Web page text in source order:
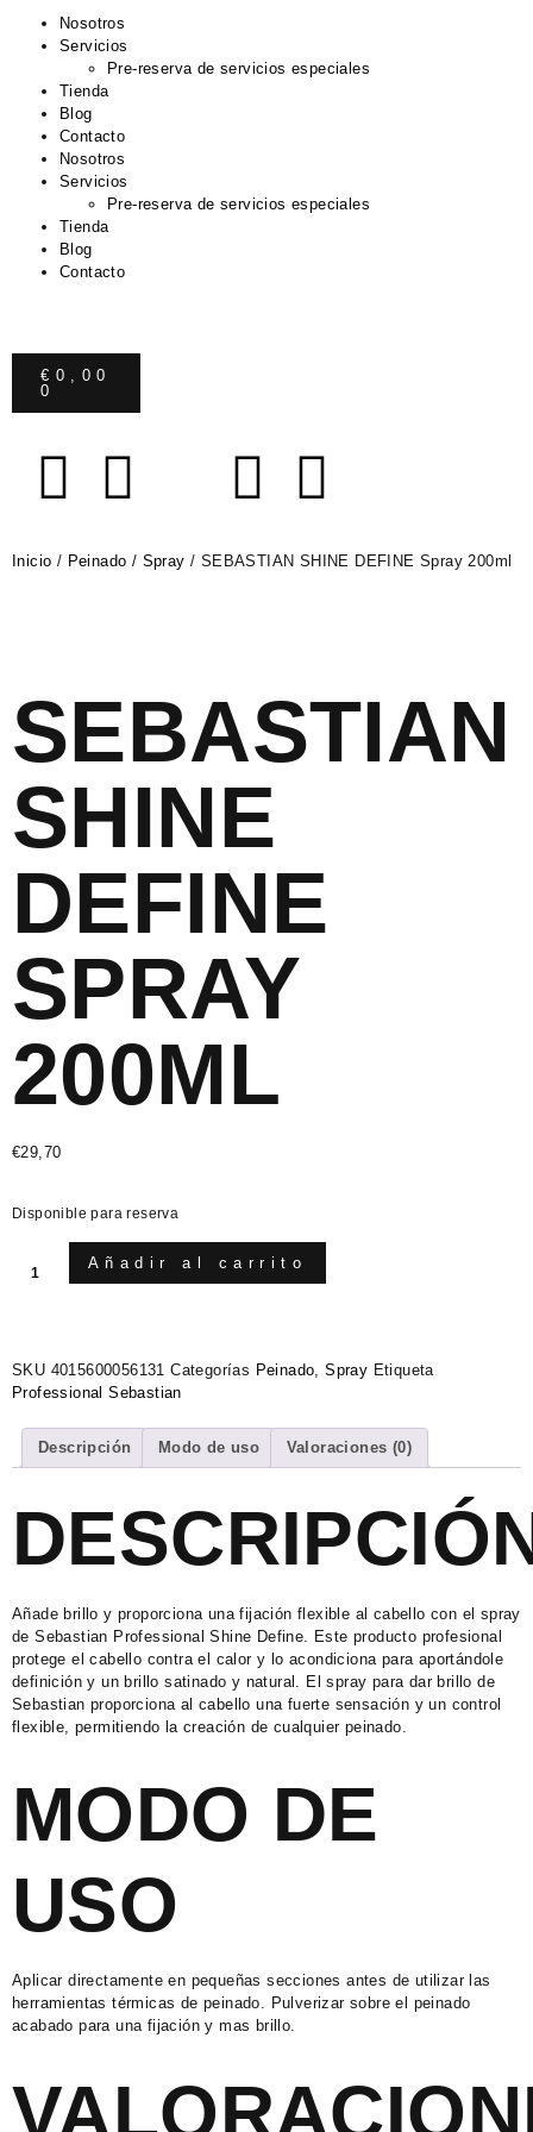
Nosotros
Servicios
Pre-reserva de servicios especiales
Tienda
Blog
Contacto
Nosotros
Servicios
Pre-reserva de servicios especiales
Tienda
Blog
Contacto
€ 0,00
0
Inicio / Peinado / Spray / SEBASTIAN SHINE DEFINE Spray 200ml
SEBASTIAN
SHINE
DEFINE
SPRAY
200ML
€29,70
Disponible para reserva
Añadir al carrito
SKU 4015600056131Categorías Peinado ,Spray Etiqueta
Professional Sebastian
Descripción Modo de uso Valoraciones (0)
Añade brillo y proporciona una fijación flexible al cabello con el spray
de Sebastian Professional Shine Define. Este producto profesional
protege el cabello contra el calor y lo acondiciona para aportándole
definición y un brillo satinado y natural. El spray para dar brillo de
Sebastian proporciona al cabello una fuerte sensación y un control
flexible, permitiendo la creación de cualquier peinado.
MODO DE
USO
Aplicar directamente en pequeñas secciones antes de utilizar las
herramientas térmicas de peinado. Pulverizar sobre el peinado
acabado para una fijación y mas brillo.